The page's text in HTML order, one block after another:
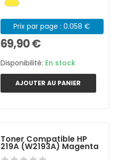
Prix par page : 0.058 €
69,90 €
Disponibilité: En stock
AJOUTER AU PANIER
Toner Compatible HP
219A (W2193A) Magenta